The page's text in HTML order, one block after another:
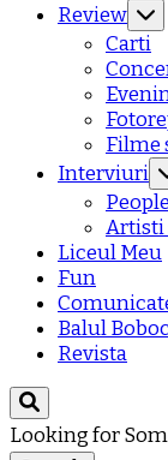
Review
Carti
Filme
Interviuri
People
Artisti
Liceul Meu
Fun
Balul
Revista
Looking for